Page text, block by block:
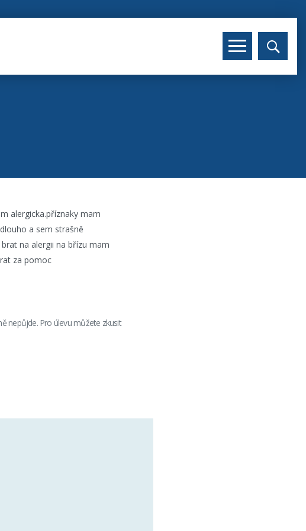
alergicka.příznaky mam
a sem strašně
na alergii na břízu mam
za pomoc
nepůjde. Pro úlevu můžete zkusit